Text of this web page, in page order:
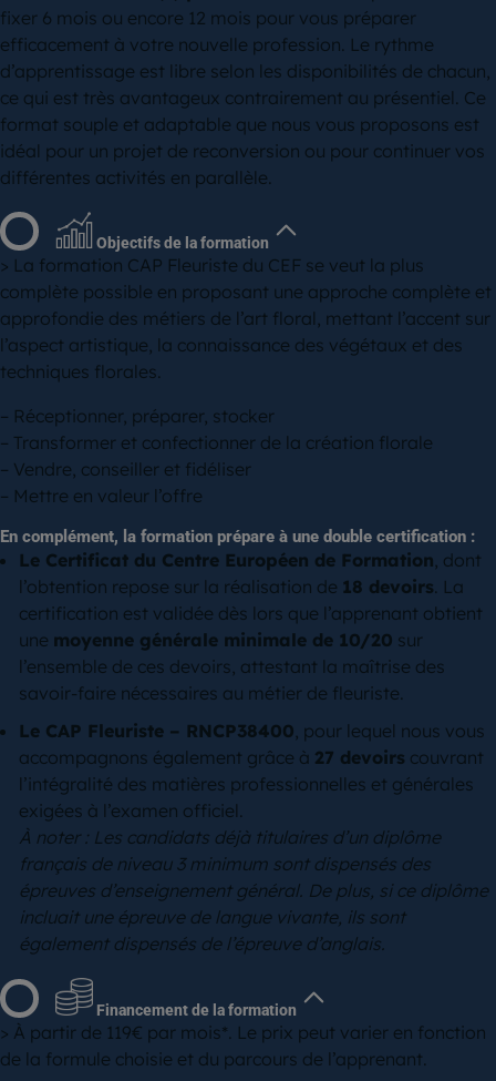
fixer 6 mois ou encore 12 mois pour vous préparer
efficacement à votre nouvelle profession. Le rythme
d’apprentissage est libre selon les disponibilités de chacun,
ce qui est très avantageux contrairement au présentiel. Ce
format souple et adaptable que nous vous proposons est
idéal pour un projet de reconversion ou pour continuer vos
différentes activités en parallèle.
Objectifs de la formation
> La formation CAP Fleuriste du CEF se veut la plus
complète possible en proposant une approche complète et
approfondie des métiers de l’art floral, mettant l’accent sur
l’aspect artistique, la connaissance des végétaux et des
techniques florales.
– Réceptionner, préparer, stocker
– Transformer et confectionner de la création florale
– Vendre, conseiller et fidéliser
– Mettre en valeur l’offre
En complément, la formation prépare à une double certification :
Le Certificat du Centre Européen de Formation, dont
l’obtention repose sur la réalisation de 18 devoirs. La
certification est validée dès lors que l’apprenant obtient
une moyenne générale minimale de 10/20 sur
l’ensemble de ces devoirs, attestant la maîtrise des
savoir-faire nécessaires au métier de fleuriste.
Le CAP Fleuriste – RNCP38400, pour lequel nous vous
accompagnons également grâce à 27 devoirs couvrant
l’intégralité des matières professionnelles et générales
exigées à l’examen officiel.
À noter : Les candidats déjà titulaires d’un diplôme
français de niveau 3 minimum sont dispensés des
épreuves d’enseignement général. De plus, si ce diplôme
incluait une épreuve de langue vivante, ils sont
également dispensés de l’épreuve d’anglais.
Financement de la formation
> À partir de 119€ par mois*. Le prix peut varier en fonction
de la formule choisie et du parcours de l’apprenant.